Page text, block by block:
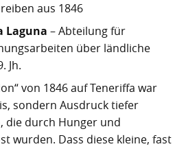
aus 1846
Laguna – Abteilung für
über ländliche
Jh.
von 1846 auf Teneriffa war
sondern Ausdruck tiefer
die durch Hunger und
wurden. Dass diese kleine, fast